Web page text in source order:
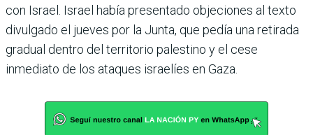
con Israel. Israel había presentado objeciones al texto
divulgado el jueves por la Junta, que pedía una retirada
gradual dentro del territorio palestino y el cese
inmediato de los ataques israelíes en Gaza.